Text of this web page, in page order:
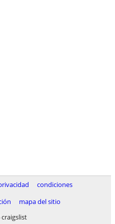
condiciones
mapa del sitio